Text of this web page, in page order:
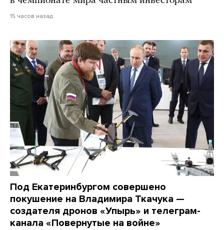
15 часов назад
Под Екатеринбургом совершено
покушение на Владимира Ткачука —
создателя дронов «Упырь» и телеграм-
канала «Повернутые на войне»